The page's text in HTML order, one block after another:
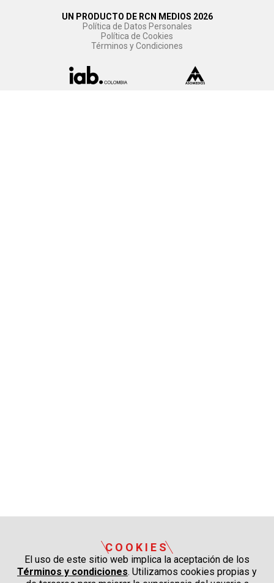
UN PRODUCTO DE RCN MEDIOS 2026
Política de Datos Personales
Política de Cookies
Términos y Condiciones
COOKIES
El uso de este sitio web implica la aceptación de los
Términos y condiciones. Utilizamos cookies propias y